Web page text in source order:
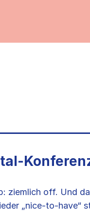
ziemlich off. Und
„nice-to-have“